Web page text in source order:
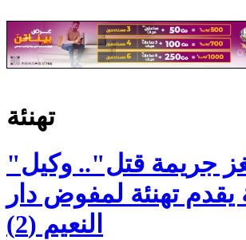
تهنئة
"بعد حل لغز جريمة قتل".. وكيل
يقدم تهنئة لمفوض دار
النعيم (2)